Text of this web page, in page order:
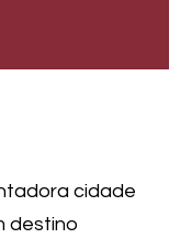
cidade
destino